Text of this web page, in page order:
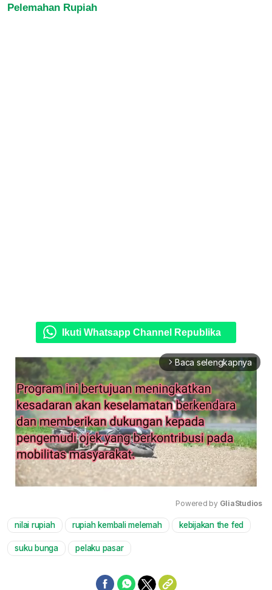
Pelemahan Rupiah
Ikuti Whatsapp Channel Republika
arrow_forward_ios Baca selengkapnya
Mute
Powered by GliaStudios
nilai rupiah rupiah kembali melemah kebijakan the fed
suku bunga pelaku pasar